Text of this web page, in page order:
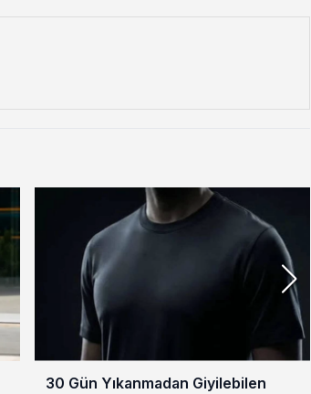
30 Gün Yıkanmadan Giyilebilen